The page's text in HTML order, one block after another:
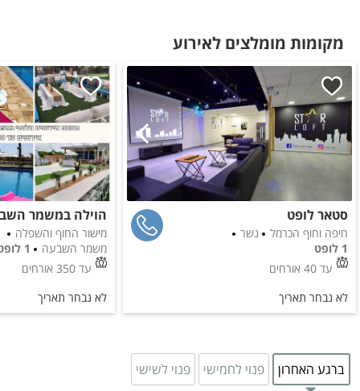
מקומות מומלצים לאירוע
סטאר לופט
חיפה וחוף הכרמל
נשר
1 לופט
עד 40 אורחים
לא נבחר תאריך
הוילה במשמר
מישור החוף והשפלה
משמר השבעה
1 לופט
עד 350 אורחים
לא נבחר תאריך
ברגע האחרון פנוי לחמישי פנוי לשישי